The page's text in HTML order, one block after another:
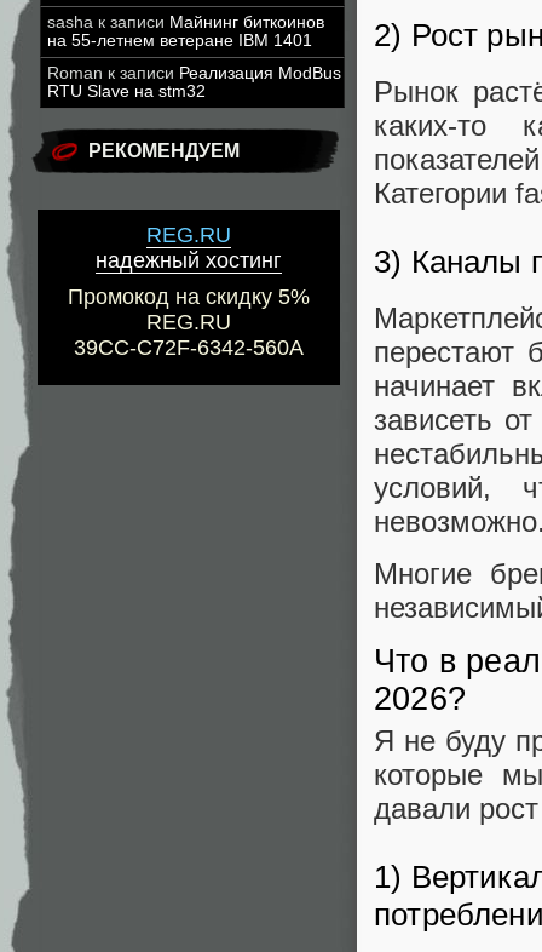
sasha к записи Майнинг биткоинов
на 55-летнем ветеране IBM 1401
Roman к записи Реализация ModBus
RTU Slave на stm32
РЕКОМЕНДУЕМ
REG.RU
надежный хостинг
Промокод на скидку 5%
REG.RU
39CC-C72F-6342-560A
2) Рост
Рынок
каких-то
Категории
3) Каналы
перестают
начинает
зависеть
условий,
Многие
Что в
2026?
Я не буду
которые
давали
1)